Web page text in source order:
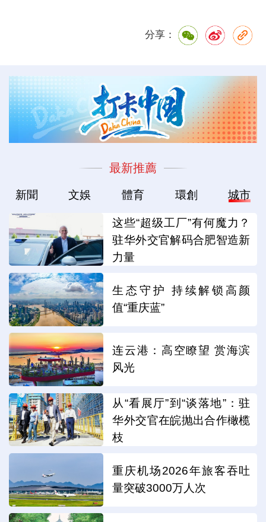
分享：
最新推薦
新聞 文娛 體育 環創 城市
这些“超级工厂”有何魔力？
驻华外交官解码合肥智造新
力量
生态守护 持续解锁高颜
值“重庆蓝”
连云港：高空瞭望 赏海滨
风光
从“看展厅”到“谈落地”：驻
华外交官在皖抛出合作橄榄
枝
重庆机场2026年旅客吞吐
量突破3000万人次